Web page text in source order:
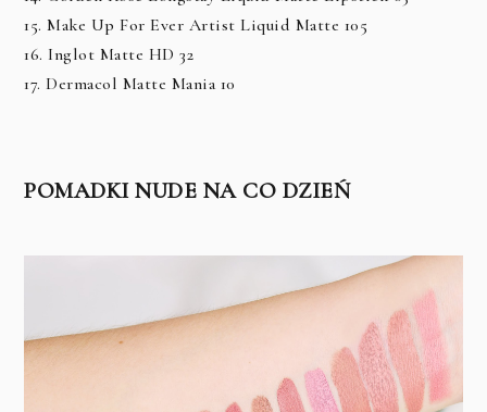
15. Make Up For Ever Artist Liquid Matte 105
16. Inglot Matte HD 32
17. Dermacol Matte Mania 10
POMADKI NUDE NA CO DZIEŃ